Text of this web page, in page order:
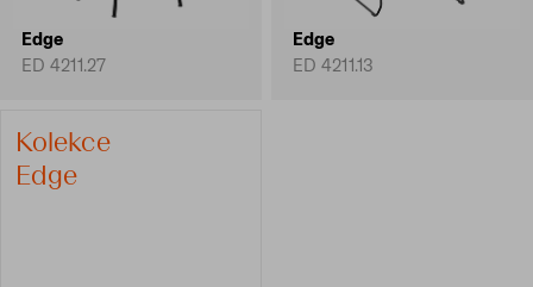
Edge
ED 4211.27
Edge
ED 4211.13
Kolekce
Edge